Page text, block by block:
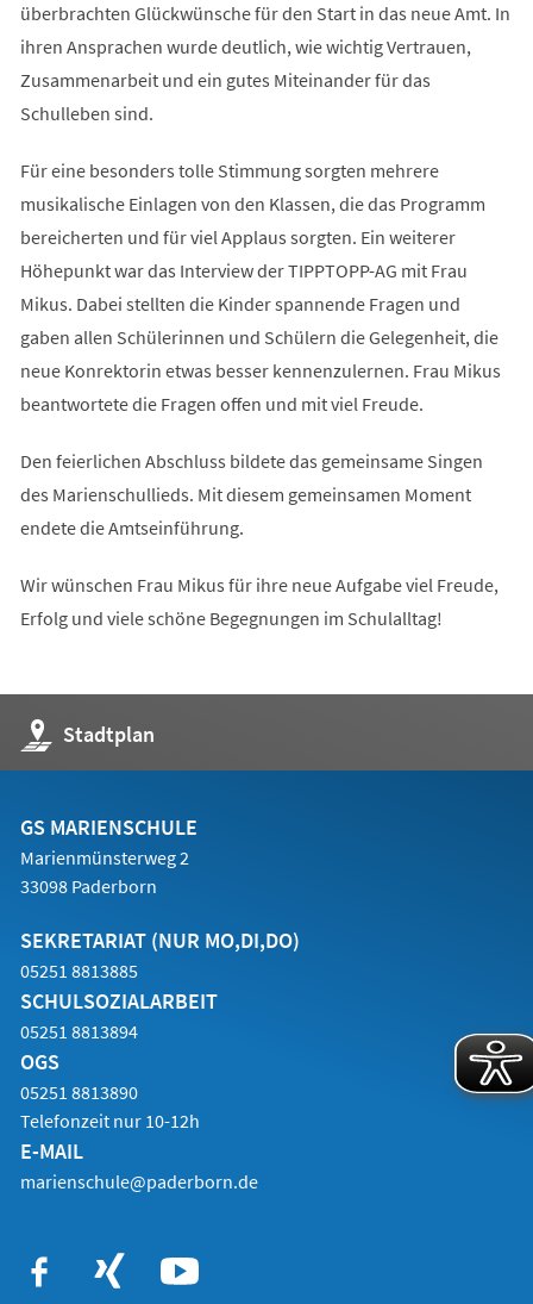
überbrachten Glückwünsche für den Start in das neue Amt. In
ihren Ansprachen wurde deutlich, wie wichtig Vertrauen,
Zusammenarbeit und ein gutes Miteinander für das
Schulleben sind.
Für eine besonders tolle Stimmung sorgten mehrere
musikalische Einlagen von den Klassen, die das Programm
bereicherten und für viel Applaus sorgten. Ein weiterer
Höhepunkt war das Interview der TIPPTOPP-AG mit Frau
Mikus. Dabei stellten die Kinder spannende Fragen und
gaben allen Schülerinnen und Schülern die Gelegenheit, die
neue Konrektorin etwas besser kennenzulernen. Frau Mikus
beantwortete die Fragen offen und mit viel Freude.
Den feierlichen Abschluss bildete das gemeinsame Singen
des Marienschullieds. Mit diesem gemeinsamen Moment
endete die Amtseinführung.
Wir wünschen Frau Mikus für ihre neue Aufgabe viel Freude,
Erfolg und viele schöne Begegnungen im Schulalltag!
Stadtplan
(Öffnet
in
einem
Tab)
GS MARIENSCHULE
Marienmünsterweg 2
33098 Paderborn
SEKRETARIAT (NUR MO,DI,DO)
05251 8813885
SCHULSOZIALARBEIT
05251 8813894
OGS
05251 8813890
Telefonzeit nur 10-12h
E-MAIL
marienschule@paderborn.de